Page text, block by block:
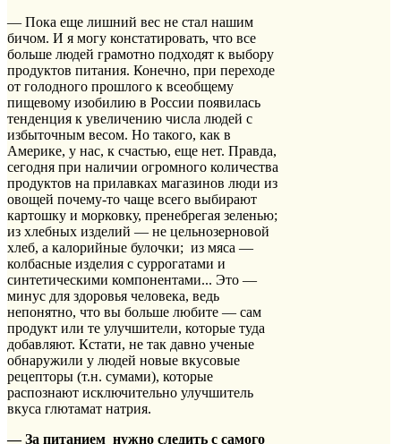
— Пока еще лишний вес не стал нашим
бичом. И я могу констатировать, что все
больше людей грамотно подходят к выбору
продуктов питания. Конечно, при переходе
от голодного прошлого к всеобщему
пищевому изобилию в России появилась
тенденция к увеличению числа людей с
избыточным весом. Но такого, как в
Америке, у нас, к счастью, еще нет. Правда,
сегодня при наличии огромного количества
продуктов на прилавках магазинов люди из
овощей почему-то чаще всего выбирают
картошку и морковку, пренебрегая зеленью;
из хлебных изделий — не цельнозерновой
хлеб, а калорийные булочки; из мяса —
колбасные изделия с суррогатами и
синтетическими компонентами... Это —
минус для здоровья человека, ведь
непонятно, что вы больше любите — сам
продукт или те улучшители, которые туда
добавляют. Кстати, не так давно ученые
обнаружили у людей новые вкусовые
рецепторы (т.н. сумами), которые
распознают исключительно улучшитель
вкуса глютамат натрия.
— За питанием нужно следить с самого